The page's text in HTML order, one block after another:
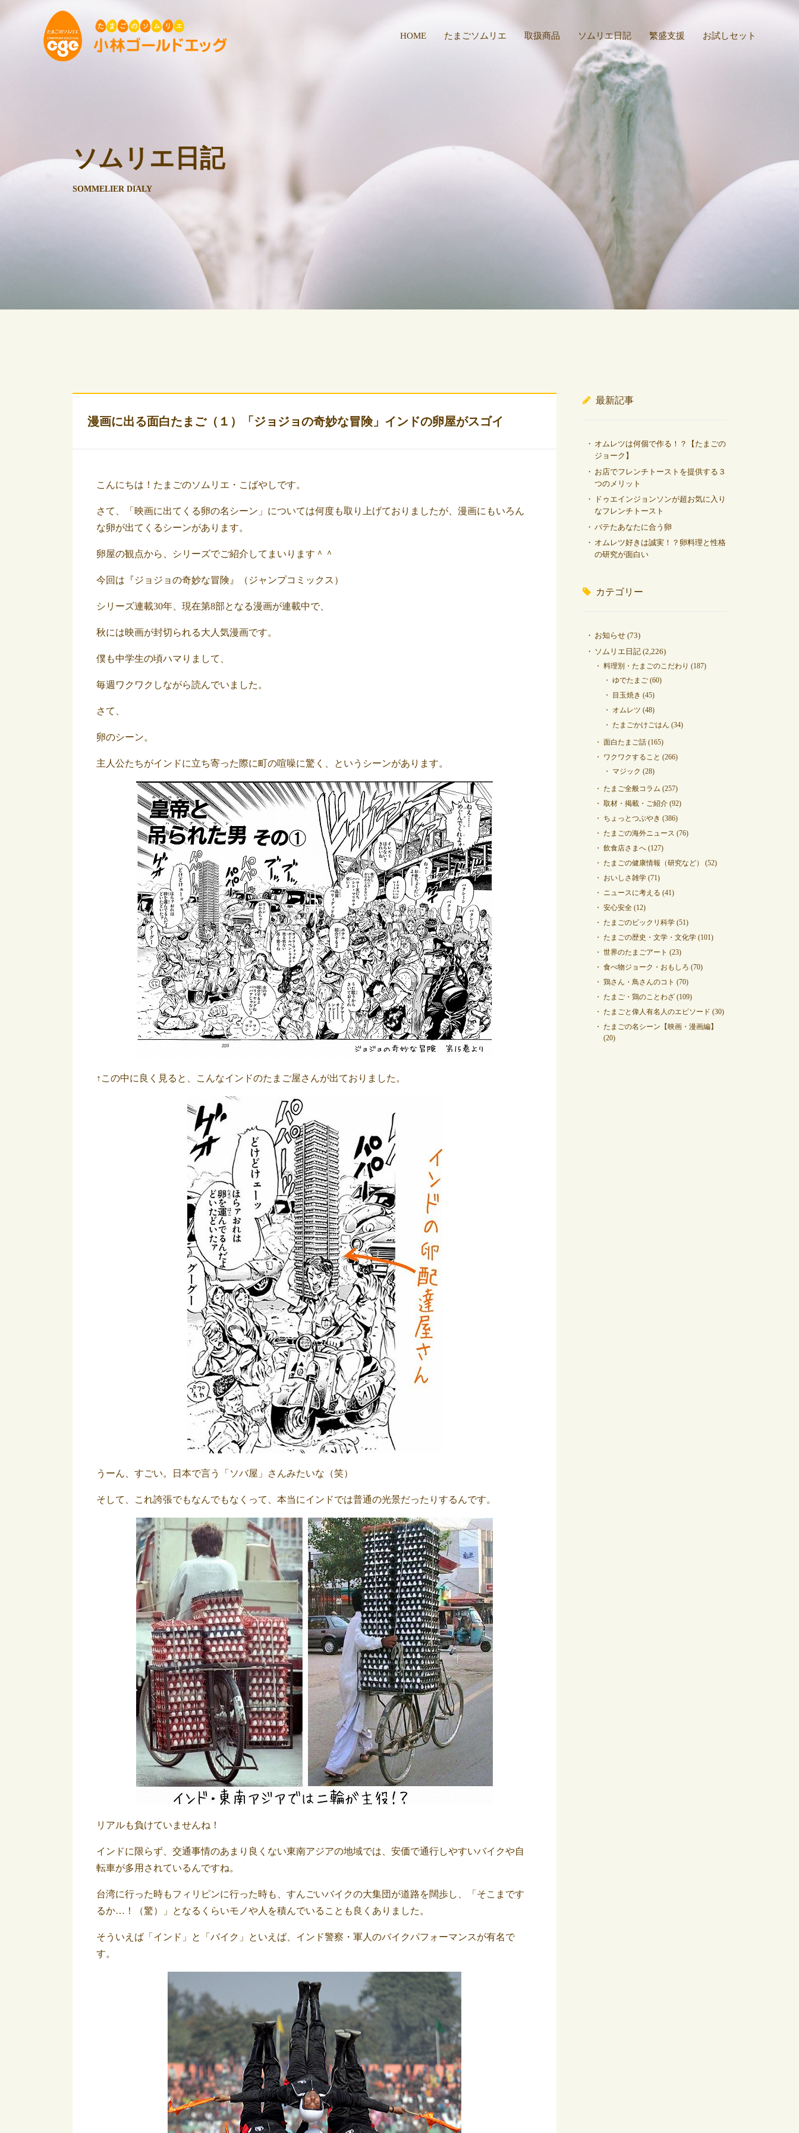
HOME たまごソムリエ 取扱商品 ソムリエ日記 繁盛支援 お試しセット
ソムリエ日記
SOMMELIER DIALY
漫画に出る面白たまご（１）「ジョジョの奇妙な冒険」インドの卵屋がスゴイ
こんにちは！たまごのソムリエ・こばやしです。
さて、「映画に出てくる卵の名シーン」については何度も取り上げておりましたが、漫画にもいろん
な卵が出てくるシーンがあります。
卵屋の観点から、シリーズでご紹介してまいります＾＾
今回は『ジョジョの奇妙な冒険』（ジャンプコミックス）
シリーズ連載30年、現在第8部となる漫画が連載中で、
秋には映画が封切られる大人気漫画です。
僕も中学生の頃ハマりまして、
毎週ワクワクしながら読んでいました。
さて、
卵のシーン。
主人公たちがインドに立ち寄った際に町の喧噪に驚く、というシーンがあります。
↑この中に良く見ると、こんなインドのたまご屋さんが出ておりました。
うーん、すごい。日本で言う「ソバ屋」さんみたいな（笑）
そして、これ誇張でもなんでもなくって、本当にインドでは普通の光景だったりするんです。
リアルも負けていませんね！
インドに限らず、交通事情のあまり良くない東南アジアの地域では、安価で通行しやすいバイクや自
転車が多用されているんですね。
台湾に行った時もフィリピンに行った時も、すんごいバイクの大集団が道路を闊歩し、「そこまです
るか…！（驚）」となるくらいモノや人を積んでいることも良くありました。
そういえば「インド」と「バイク」といえば、インド警察・軍人のバイクパフォーマンスが有名で
す。
最新記事
オムレツは何個で作る！？【たまごの
ジョーク】
お店でフレンチトーストを提供する３
つのメリット
ドゥエインジョンソンが超お気に入り
なフレンチトースト
バテたあなたに合う卵
オムレツ好きは誠実！？卵料理と性格
の研究が面白い
カテゴリー
お知らせ (73)
ソムリエ日記 (2,226)
料理別・たまごのこだわり (187)
ゆでたまご (60)
目玉焼き (45)
オムレツ (48)
たまごかけごはん (34)
面白たまご話 (165)
ワクワクすること (266)
マジック (28)
たまご全般コラム (257)
取材・掲載・ご紹介 (92)
ちょっとつぶやき (386)
たまごの海外ニュース (76)
飲食店さまへ (127)
たまごの健康情報（研究など）
(52)
おいしさ雑学 (71)
ニュースに考える (41)
安心安全 (12)
たまごのビックリ科学 (51)
たまごの歴史・文学・文化学 (101)
世界のたまごアート (23)
食べ物ジョーク・おもしろ (70)
鶏さん・鳥さんのコト (70)
たまご・鶏のことわざ (109)
たまごと偉人有名人のエピソード (30)
たまごの名シーン【映画・漫画編】
(20)